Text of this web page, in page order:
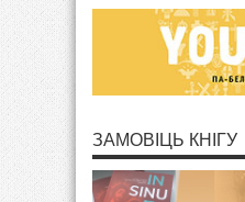
ЗАМОВІЦЬ КНІГУ